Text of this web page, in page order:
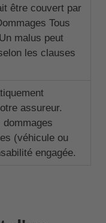
être couvert par
Tous
malus peut
les clauses
assureur.
(véhicule ou
engagée.